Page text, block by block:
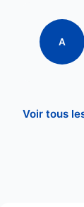
A
Voir tous